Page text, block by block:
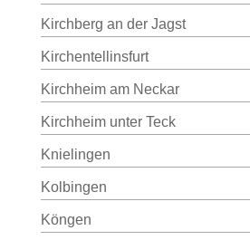
Kirchberg an der Jagst
Kirchentellinsfurt
Kirchheim am Neckar
Kirchheim unter Teck
Knielingen
Kolbingen
Köngen